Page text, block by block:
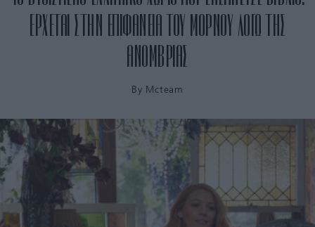
ΕΡΧΕΤΑΙ ΣΤΗΝ ΕΠΙΦΑΝΕΙΑ ΤΟΥ ΜΟΡΝΟΥ ΛΟΓΩ ΤΗΣ
ΑΝΟΜΒΡΙΑΣ
By Mcteam